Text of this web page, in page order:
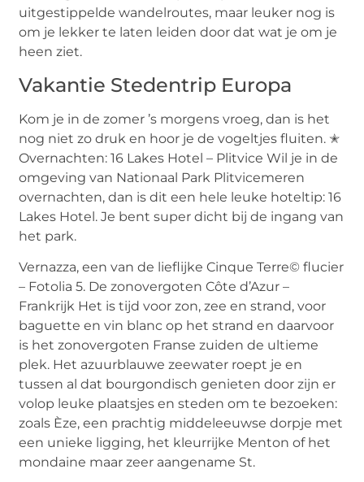
uitgestippelde wandelroutes, maar leuker nog is
om je lekker te laten leiden door dat wat je om je
heen ziet.
Vakantie Stedentrip Europa
Kom je in de zomer ’s morgens vroeg, dan is het
nog niet zo druk en hoor je de vogeltjes fluiten. ✭
Overnachten: 16 Lakes Hotel – Plitvice Wil je in de
omgeving van Nationaal Park Plitvicemeren
overnachten, dan is dit een hele leuke hoteltip: 16
Lakes Hotel. Je bent super dicht bij de ingang van
het park.
Vernazza, een van de lieflijke Cinque Terre© flucier
– Fotolia 5. De zonovergoten Côte d’Azur –
Frankrijk Het is tijd voor zon, zee en strand, voor
baguette en vin blanc op het strand en daarvoor
is het zonovergoten Franse zuiden de ultieme
plek. Het azuurblauwe zeewater roept je en
tussen al dat bourgondisch genieten door zijn er
volop leuke plaatsjes en steden om te bezoeken:
zoals Èze, een prachtig middeleeuwse dorpje met
een unieke ligging, het kleurrijke Menton of het
mondaine maar zeer aangename St.